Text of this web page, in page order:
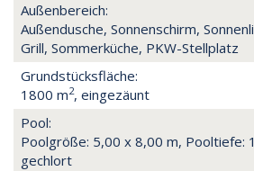
Außenbereich:
Außendusche, Sonnenschirm,
Grill, Sommerküche, PKW-Stellplatz
Grundstücksfläche:
1800 m2, eingezäunt
Pool:
Poolgröße: 5,00 x 8,00 m, Pooltiefe:
gechlort